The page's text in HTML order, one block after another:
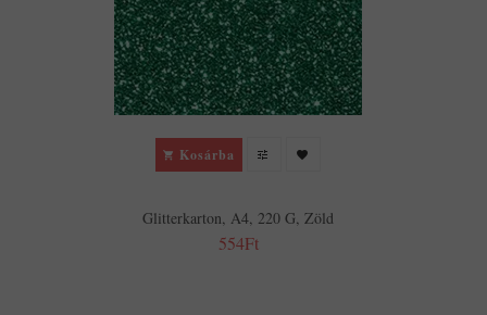
Kosárba
Glitterkarton, A4, 220 G, Zöld
554Ft